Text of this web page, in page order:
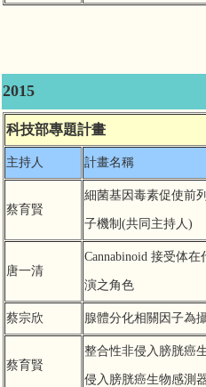
2015
科技部專題計畫
主持人 計畫名稱
蔡育賢
細菌基因毒素促使前
子機制(共同主持人)
唐一清
Cannabinoid 接受体
演之角色
蔡宗欣 腺體分化相關因子為
蔡育賢
整合性非侵入膀胱癌
侵入膀胱癌生物感測